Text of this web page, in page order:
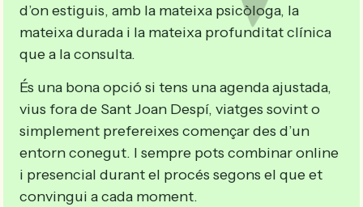
d’on estiguis, amb la mateixa psicòloga, la
mateixa durada i la mateixa profunditat clínica
que a la consulta.
És una bona opció si tens una agenda ajustada,
vius fora de Sant Joan Despí, viatges sovint o
simplement prefereixes començar des d’un
entorn conegut. I sempre pots combinar online
i presencial durant el procés segons el que et
convingui a cada moment.